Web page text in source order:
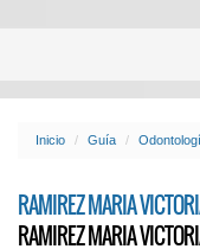
Inicio Guía
RAMIREZ MARIA
RAMIREZ MARIA